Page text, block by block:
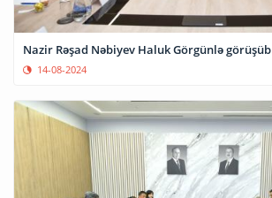
Nazir Rəşad Nəbiyev Haluk Görgünlə görüşüb
14-08-2024